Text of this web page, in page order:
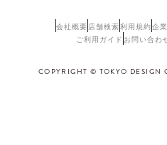
会社概要 店舗検索利用規約企
ご利用ガイド お問い合わ
COPYRIGHT © TOKYO